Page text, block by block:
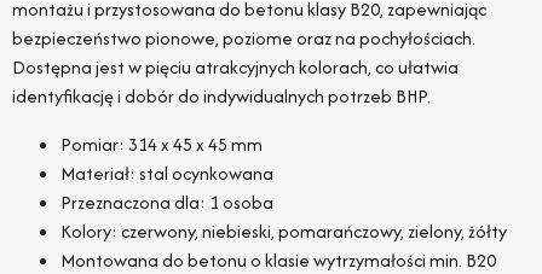
montażu i przystosowana do betonu klasy B20, zapewniając
bezpieczeństwo pionowe, poziome oraz na pochyłościach.
Dostępna jest w pięciu atrakcyjnych kolorach, co ułatwia
identyfikację i dobór do indywidualnych potrzeb BHP.
Pomiar: 314 x 45 x 45 mm
Materiał: stal ocynkowana
Przeznaczona dla: 1 osoba
Kolory: czerwony, niebieski, pomarańczowy, zielony, żółty
Montowana do betonu o klasie wytrzymałości min. B20